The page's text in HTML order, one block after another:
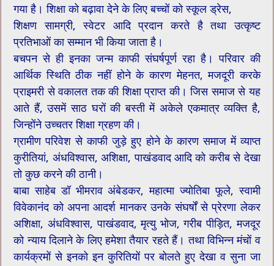
गया है। शिक्षा को बढ़ावा देने के लिए बच्चों को स्कूल ड्रेस,
शिक्षण सामग्री, स्वेटर आदि प्रदान करते है तथा उत्कृष्ट
प्रतिभाओं का सम्मान भी किया जाता है।
बचपन से ही इनका जन्म काफी संघर्षपूर्ण रहा है। परिवार की
आर्थिक‌ स्थिति ठीक नहीं होने के कारण मेहनत, मजदूरी करके
प्राइमरी से वकालत तक की शिक्षा प्राप्त की। जिस समाज से यह
आते हैं, उसमें साठ घरों की बस्ती में अकेले एकमात्र व्यक्ति है,
जिन्होंने उच्चतर शिक्षा ग्रहण की।
ग्रामीण परिवेश से काफी जुड़े हुए होने के कारण समाज में व्याप्त
कुरीतियां, अंधविश्वास, अशिक्षा, पाखंडवाद आदि को करीब से देखा
तो कुछ करने की ठानी।
बाबा साहेब डॉ भीमराव अंबेडकर, महात्मा ज्योतिबा फूले, स्वामी
विवेकानंद को अपना आदर्श मानकर उनके संघर्षों से प्रेरणा लेकर
अशिक्षा, अंधविश्वास, पाखंडवाद, मृत्यु भोज, गरीब पीड़ित, मजदूर
को न्याय दिलाने के लिए हमेशा तैयार रहते हैं। तथा विभिन्न मंचों व
कार्यक्रमों से इनको इन कुरितियों पर बोलते हुए देखा व‌ सुना जा